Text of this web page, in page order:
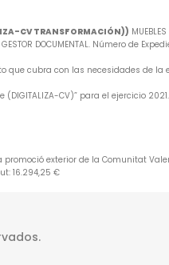
CV TRANSFORMACIÓN))
GESTOR DOCUMENTAL. Número de
que cubra con las necesidades
CV)” para el ejercicio
promoció exterior de la Comunitat
16.294,25 €